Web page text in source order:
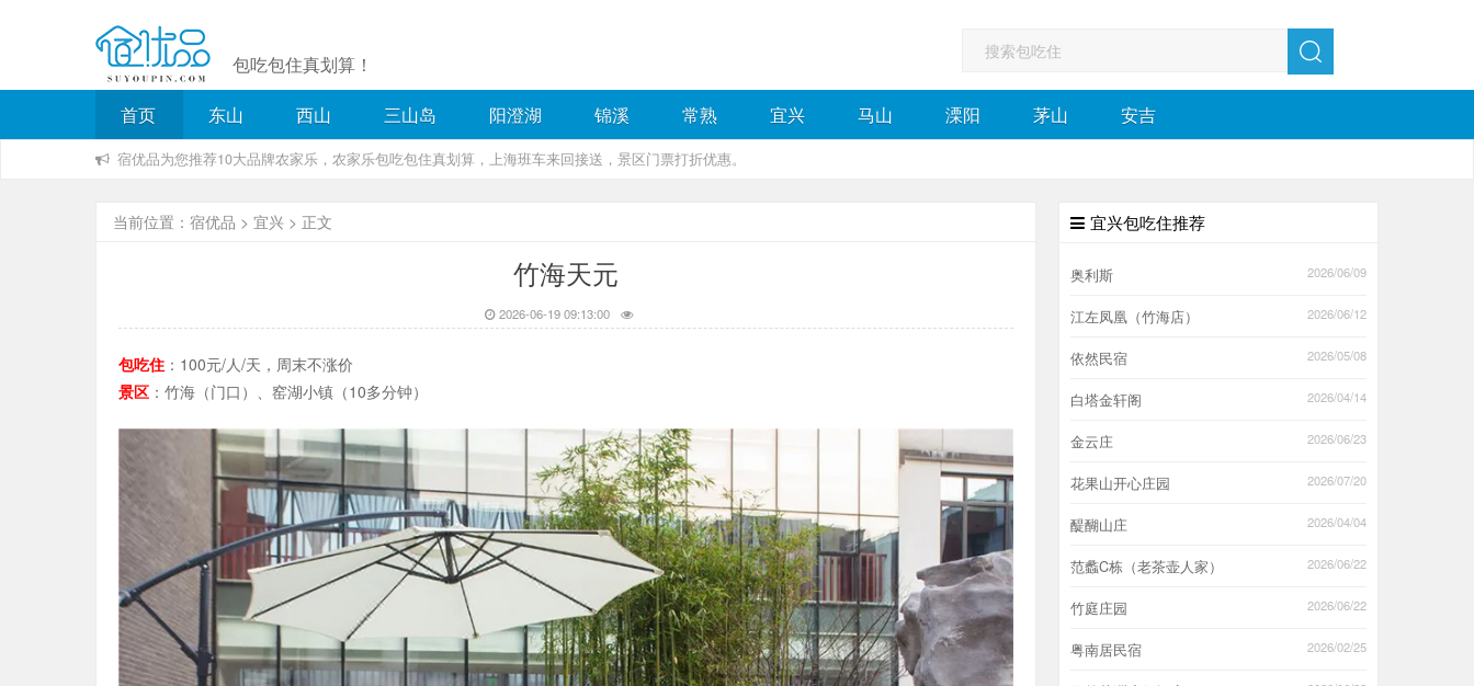
包吃包住真划算！
首页
东山 西山 三山岛 阳澄湖 锦溪 常熟 宜兴 马山 溧阳 茅山 安吉
宿优品为您推荐10大品牌农家乐，农家乐包吃包住真划算，上海班车来回接送，景区门票打折优惠。
当前位置： 宿优品 > 宜兴 > 正文
竹海天元
2026-06-19 09:13:00
包吃住 ：100元/人/天，周末不涨价
景区 ：竹海（门口）、窑湖小镇（10多分钟）
宜兴包吃住推荐
奥利斯 2026/06/09
江左凤凰（竹海店） 2026/06/12
依然民宿 2026/05/08
白塔金轩阁 2026/04/14
金云庄 2026/06/23
花果山开心庄园 2026/07/20
醍醐山庄 2026/04/04
范蠡C栋（老茶壶人家） 2026/06/22
竹庭庄园 2026/06/22
粤南居民宿 2026/02/25